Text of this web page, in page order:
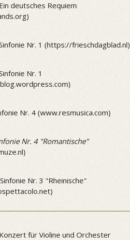
deutsches Requiem
Nr. 1 (https://frieschdagblad.nl)
Nr. 1
Nr. 4 (www.resmusica.com)
Nr. 4 "Romantische"
Nr. 3 "Rheinische"
für Violine und Orchester